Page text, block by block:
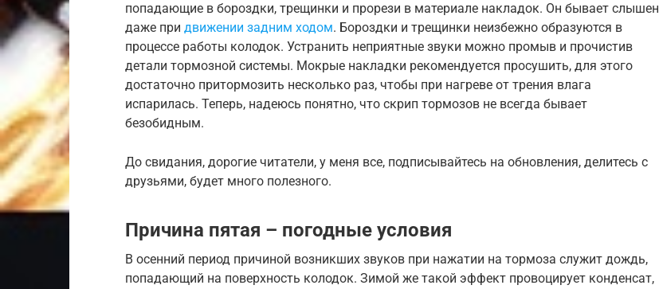
попадающие в бороздки, трещинки и прорези в материале накладок. Он бывает слышен
даже при движении задним ходом. Бороздки и трещинки неизбежно образуются в
процессе работы колодок. Устранить неприятные звуки можно промыв и прочистив
детали тормозной системы. Мокрые накладки рекомендуется просушить, для этого
достаточно притормозить несколько раз, чтобы при нагреве от трения влага
испарилась. Теперь, надеюсь понятно, что скрип тормозов не всегда бывает
безобидным.
До свидания, дорогие читатели, у меня все, подписывайтесь на обновления, делитесь с
друзьями, будет много полезного.
Причина пятая – погодные условия
В осенний период причиной возникших звуков при нажатии на тормоза служит дождь,
попадающий на поверхность колодок. Зимой же такой эффект провоцирует конденсат,